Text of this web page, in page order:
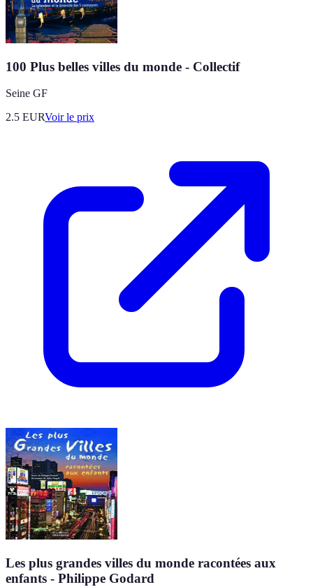
100 Plus belles villes du monde - Collectif
Seine GF
2.5 EURVoir le prix
Les plus grandes villes du monde racontées aux
enfants - Philippe Godard